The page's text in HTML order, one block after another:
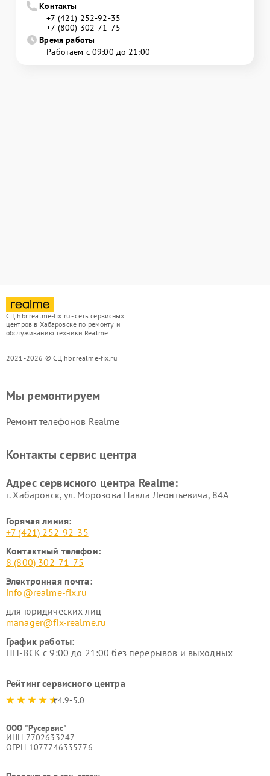
Контакты
+7 (421) 252-92-35
+7 (800) 302-71-75
Время работы
Работаем с 09:00 до 21:00
СЦ hbr.realme-fix.ru - сеть сервисных
центров в Хабаровске по ремонту и
обслуживанию техники Realme
2021-2026 © СЦ hbr.realme-fix.ru
Мы ремонтируем
Ремонт телефонов Realme
Контакты сервис центра
Адрес сервисного центра Realme:
г. Хабаровск, ул. Морозова Павла Леонтьевича, 84А
Горячая линия:
+7 (421) 252-92-35
Контактный телефон:
8 (800) 302-71-75
Электронная почта:
info@realme-fix.ru
для юридических лиц
manager@fix-realme.ru
График работы:
ПН-ВСК с 9:00 до 21:00 без перерывов и выходных
Рейтинг сервисного центра
4.9-5.0
ООО "Русервис"
ИНН 7702633247
ОГРН 1077746335776